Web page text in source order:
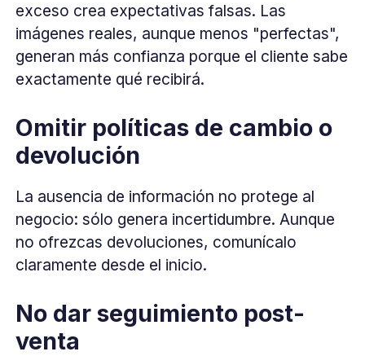
exceso crea expectativas falsas. Las
imágenes reales, aunque menos "perfectas",
generan más confianza porque el cliente sabe
exactamente qué recibirá.
Omitir políticas de cambio o
devolución
La ausencia de información no protege al
negocio: sólo genera incertidumbre. Aunque
no ofrezcas devoluciones, comunícalo
claramente desde el inicio.
No dar seguimiento post-
venta